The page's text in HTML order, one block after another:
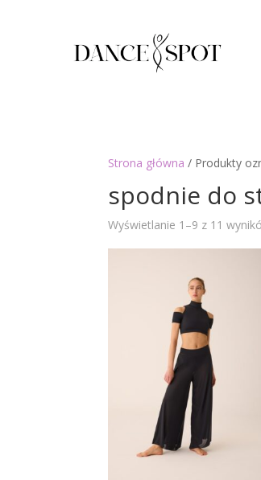
Strona główna / Produkty
spodnie do
Wyświetlanie 1–9 z 11